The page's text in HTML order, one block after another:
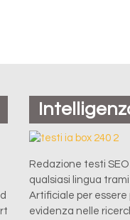
Redazione testi
qualsiasi lingua
Artificiale per essere
evidenza nelle